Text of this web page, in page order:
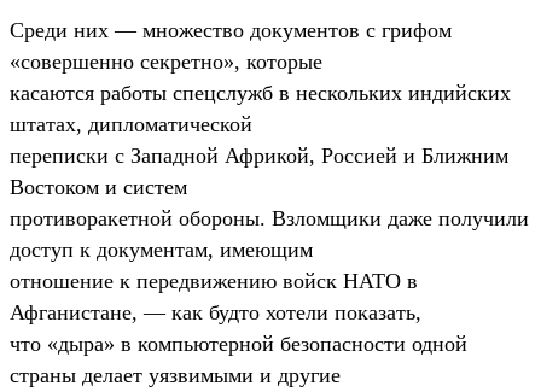
Среди них — множество документов с грифом
«совершенно секретно», которые
касаются работы спецслужб в нескольких индийских
штатах, дипломатической
переписки с Западной Африкой, Россией и Ближним
Востоком и систем
противоракетной обороны. Взломщики даже получили
доступ к документам, имеющим
отношение к передвижению войск НАТО в
Афганистане, — как будто хотели показать,
что «дыра» в компьютерной безопасности одной
страны делает уязвимыми и другие